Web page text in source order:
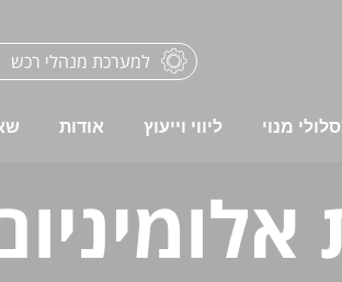
למערכת מנהלי רכש
מנוי ליווי וייעוץ אודות